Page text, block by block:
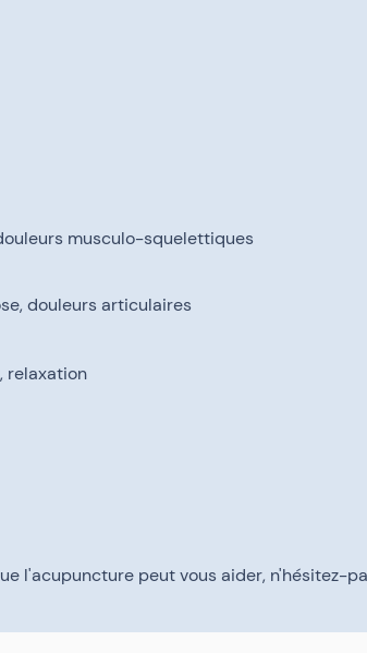
musculo-squelettiques
douleurs articulaires
relaxation
l'acupuncture peut vous aider, n'hésitez-